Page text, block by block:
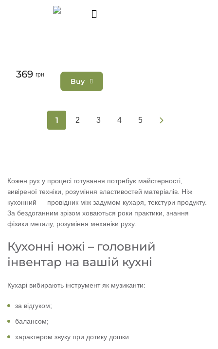
369 грн
Buy
1 2 3 4 5
Кожен рух у процесі готування потребує майстерності,
вивіреної техніки, розуміння властивостей матеріалів. Ніж
кухонний — провідник між задумом кухаря, текстури продукту.
За бездоганним зрізом ховаються роки практики, знання
фізики металу, розуміння механіки руху.
Кухонні ножі – головний
інвентар на вашій кухні
Кухарі вибирають інструмент як музиканти:
за відгуком;
балансом;
характером звуку при дотику дошки.